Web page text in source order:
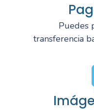
Puedes
transferencia